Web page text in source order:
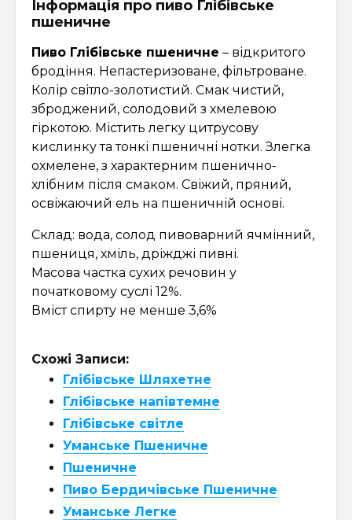
Інформація про пиво Глібівське
пшеничне
Пиво Глібівське пшеничне – відкритого
бродіння. Непастеризоване, фільтроване.
Колір світло-золотистий. Смак чистий,
зброджений, солодовий з хмелевою
гіркотою. Містить легку цитрусову
кислинку та тонкі пшеничні нотки. Злегка
охмелене, з характерним пшенично-
хлібним після смаком. Свіжий, пряний,
освіжаючий ель на пшеничній основі.
Склад: вода, солод пивоварний ячмінний,
пшениця, хміль, дріжджі пивні.
Масова частка сухих речовин у
початковому суслі 12%.
Вміст спирту не менше 3,6%
Схожі Записи:
Глібівське Шляхетне
Глібівське напівтемне
Глібівське світле
Уманське Пшеничне
Пшеничне
Пиво Бердичівське Пшеничне
Уманське Легке